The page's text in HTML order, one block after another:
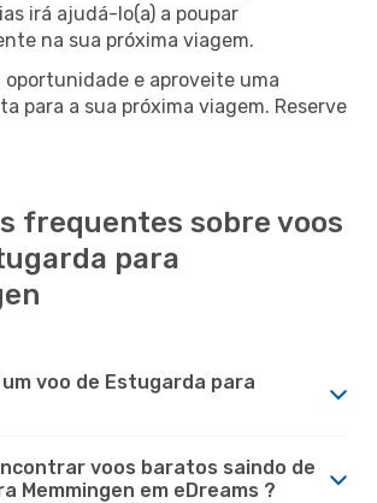
irá ajudá-lo(a) a poupar
na sua próxima viagem.
oportunidade e aproveite uma
para a sua próxima viagem. Reserve
frequentes sobre voos
para
voo de Estugarda para
voos baratos saindo de
Memmingen em eDreams ?